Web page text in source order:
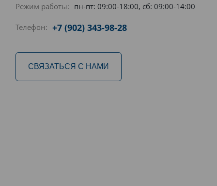
Режим работы: пн-пт: 09:00-18:00, сб: 09:00-14:00
Телефон: +7 (902) 343-98-28
СВЯЗАТЬСЯ С НАМИ